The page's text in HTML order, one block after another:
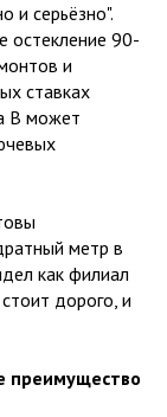
и серьёзно".
остекление 90-
и
ставках
B может
метр в
как филиал
дорого, и
преимущество